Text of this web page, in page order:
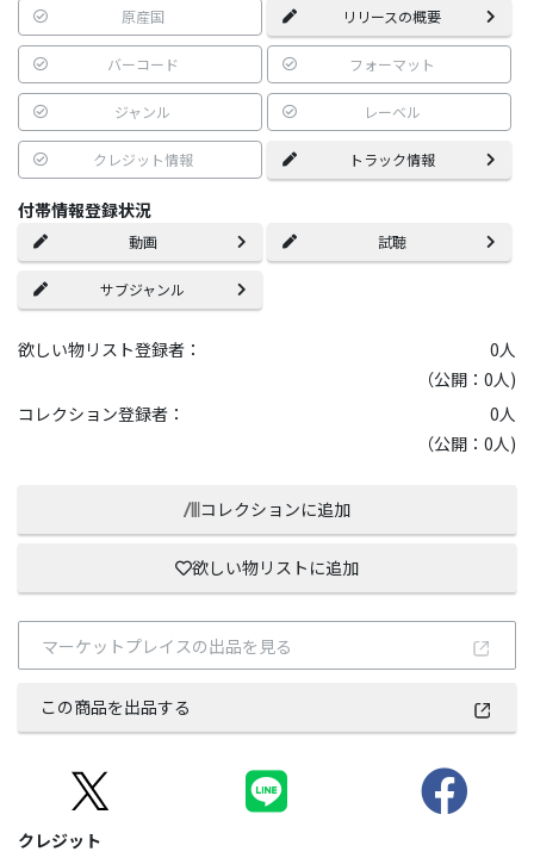
原産国 リリースの概要
バーコード フォーマット
ジャンル レーベル
クレジット情報 トラック情報
付帯情報登録状況
動画 試聴
サブジャンル
欲しい物リスト登録者： 0人
（公開：0人)
コレクション登録者：
0人
（公開：0人)
コレクションに追加
欲しい物リストに追加
マーケットプレイスの出品を見る
この商品を出品する
クレジット